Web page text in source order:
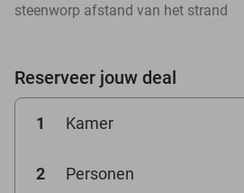
steenworp afstand van het strand
Reserveer jouw deal
1 Kamer
2 Personen